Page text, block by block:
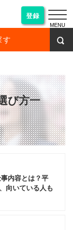
登録
び方一
内容とは？平
向いている人も
MENU